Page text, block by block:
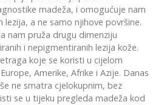
madeža, i omogućuje nam
a ne samo njihove površine.
nam pruža drugu dimenziju
i nepigmentiranih lezija kože.
koje se koristi u cijelom
Amerike, Afrike i Azije. Danas
ne smatra cjelokupnim, bez
se u tijeku pregleda madeža kod